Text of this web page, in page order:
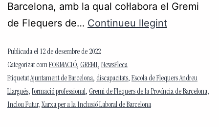
Barcelona, amb la qual col·labora el Gremi
de Flequers de… Continueu llegint
Publicada el 12 de desembre de 2022
Categorizat comFORMACIÓ, GREMI, NewsFleca
EtiquetatAjuntament de Barcelona, discapacitats, Escola de Flequers Andreu
Llargués, formació professional, Gremi de Flequers de la Província de Barcelona,
Inclou Futur,Xarxa per a la Inclusió Laboral de Barcelona